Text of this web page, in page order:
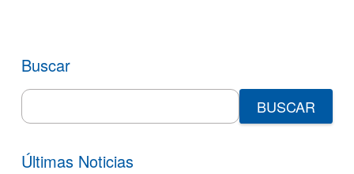
Buscar
Search
for:
Últimas Noticias